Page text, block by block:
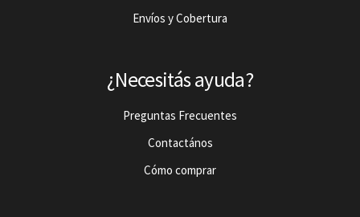
Envíos y Cobertura
¿Necesitás ayuda?
Preguntas Frecuentes
Contactános
Cómo comprar